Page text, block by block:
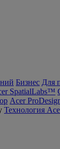
Бизнес Для
SpatialLabs™
Acer
Технология